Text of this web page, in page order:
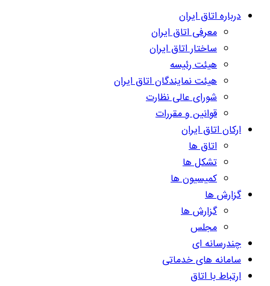
درباره اتاق ایران
معرفی اتاق ایران
ساختار اتاق ایران
هیئت رئیسه
هیئت نمایندگان اتاق ایران
شورای عالی نظارت
قوانین و مقررات
ارکان اتاق ایران
اتاق ها
تشکل ها
کمیسیون ها
گزارش ها
گزارش ها
مجلس
چندرسانه ای
سامانه های خدماتی
ارتباط با اتاق